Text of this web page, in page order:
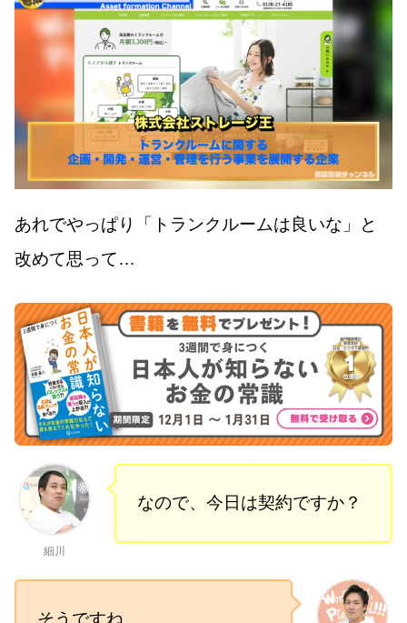
あれでやっぱり「トランクルームは良いな」と
改めて思って…
細川
なので、今日は契約ですか？